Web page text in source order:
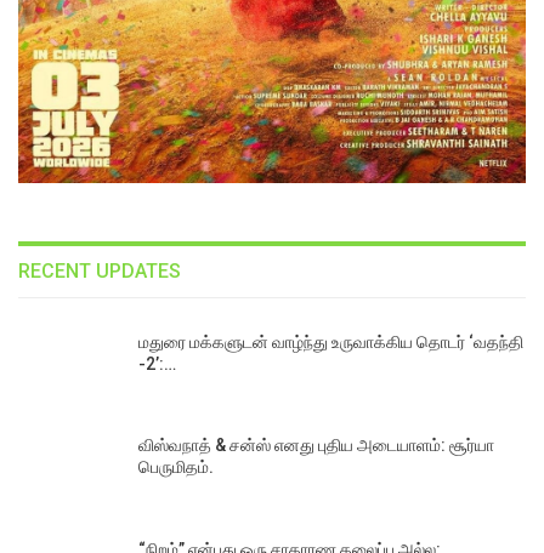
RECENT UPDATES
மதுரை மக்களுடன் வாழ்ந்து உருவாக்கிய தொடர் ‘வதந்தி
-2’:…
விஸ்வநாத் & சன்ஸ் எனது புதிய அடையாளம்: சூர்யா
பெருமிதம்.